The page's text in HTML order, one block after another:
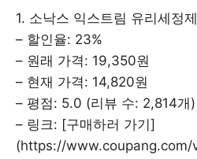
1. 소낙스 익스트림 유리세정
– 할인율: 23%
– 원래 가격: 19,350원
– 현재 가격: 14,820원
– 평점: 5.0 (리뷰 수: 2,814개)
– 링크: [구매하러 가기]
(https://